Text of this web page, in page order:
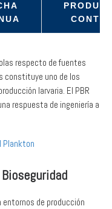
respecto de fuentes
constituye uno de los
larvaria. El PBR
respuesta de ingeniería a
entornos de producción